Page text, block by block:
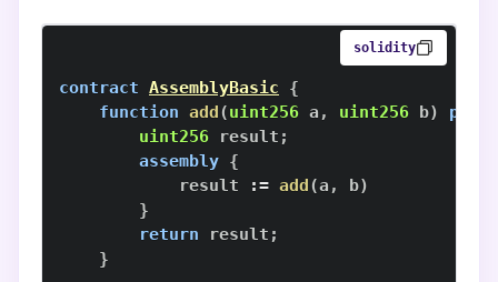
solidity
contract AssemblyBasic
{
function add(uint256 a , uint256 b)
uint256 result ;
assembly {
            result
:= add(a , b)
}
return result ;
}